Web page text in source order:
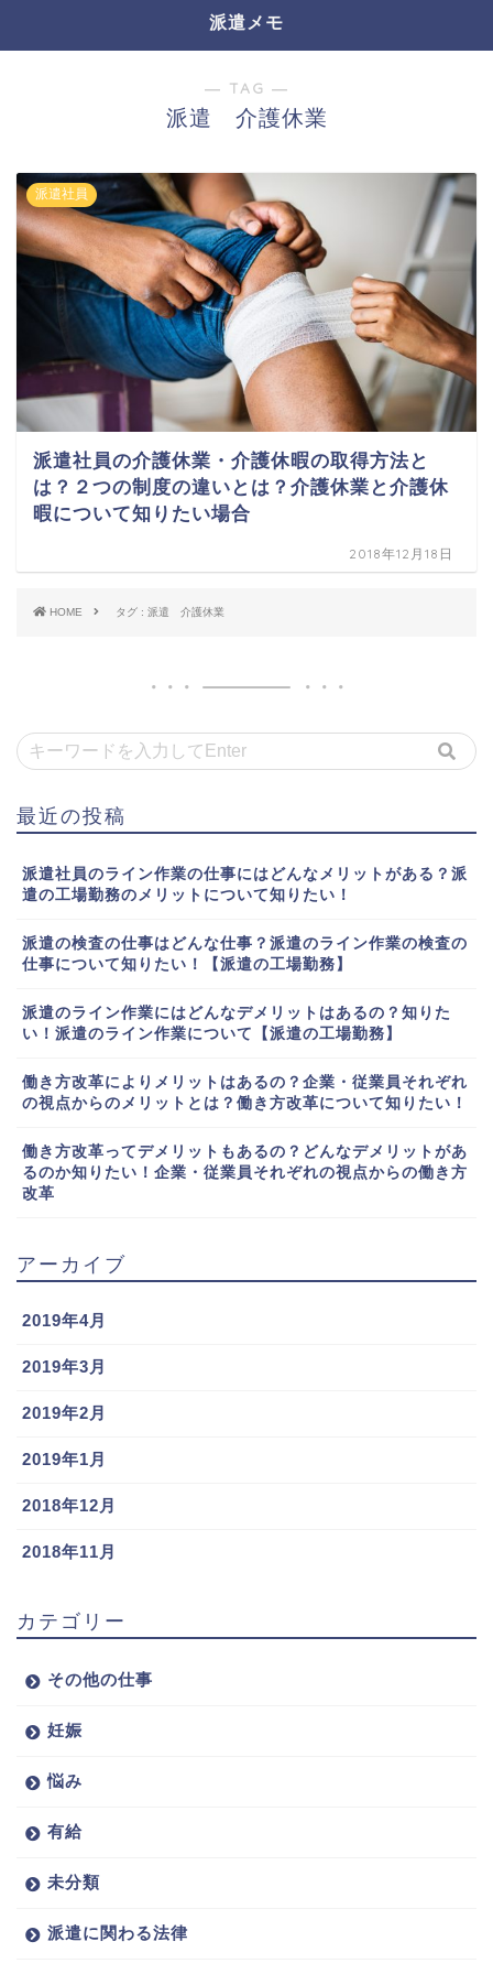
派遣メモ
― TAG ―
派遣 介護休業
派遣社員
派遣社員の介護休業・介護休暇の取得方法と
は？２つの制度の違いとは？介護休業と介護休
暇について知りたい場合
2018年12月18日
HOME タグ : 派遣 介護休業
最近の投稿
派遣社員のライン作業の仕事にはどんなメリットがある？派
遣の工場勤務のメリットについて知りたい！
派遣の検査の仕事はどんな仕事？派遣のライン作業の検査の
仕事について知りたい！【派遣の工場勤務】
派遣のライン作業にはどんなデメリットはあるの？知りた
い！派遣のライン作業について【派遣の工場勤務】
働き方改革によりメリットはあるの？企業・従業員それぞれ
の視点からのメリットとは？働き方改革について知りたい！
働き方改革ってデメリットもあるの？どんなデメリットがあ
るのか知りたい！企業・従業員それぞれの視点からの働き方
改革
アーカイブ
2019年4月
2019年3月
2019年2月
2019年1月
2018年12月
2018年11月
カテゴリー
その他の仕事
妊娠
悩み
有給
未分類
派遣に関わる法律